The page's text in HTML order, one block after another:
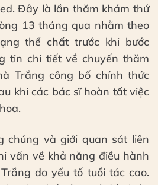
Đây là lần thăm khám thứ
13 tháng qua nhằm theo
thể chất trước khi bước
tin chi tiết về chuyến thăm
Trắng công bố chính thức
khi các bác sĩ hoàn tất việc
chúng và giới quan sát liên
vấn về khả năng điều hành
do yếu tố tuổi tác cao.